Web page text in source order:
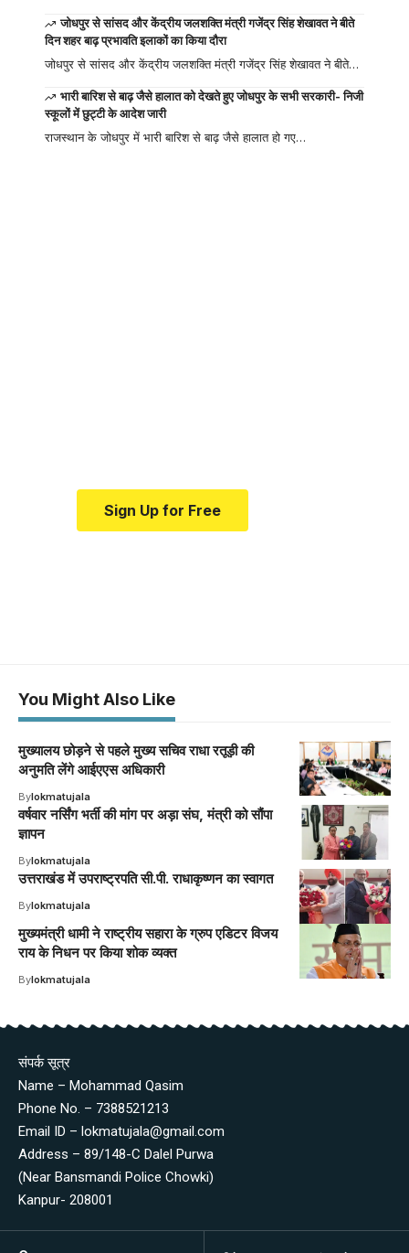
जोधपुर से सांसद और केंद्रीय जलशक्ति मंत्री गजेंद्र सिंह शेखावत ने बीते
दिन शहर बाढ़ प्रभावति इलाकों का किया दौरा
जोधपुर से सांसद और केंद्रीय जलशक्ति मंत्री गजेंद्र सिंह शेखावत ने बीते…
भारी बारिश से बाढ़ जैसे हालात को देखते हुए जोधपुर के सभी सरकारी- निजी
स्कूलों में छुट्टी के आदेश जारी
राजस्थान के जोधपुर में भारी बारिश से बाढ़ जैसे हालात हो गए…
Sign Up for Free
You Might Also Like
मुख्यालय छोड़ने से पहले मुख्य सचिव राधा रतूड़ी की
अनुमति लेंगे आईएएस अधिकारी
Bylokmatujala
वर्षवार नर्सिंग भर्ती की मांग पर अड़ा संघ, मंत्री को सौंपा
ज्ञापन
Bylokmatujala
उत्तराखंड में उपराष्ट्रपति सी.पी. राधाकृष्णन का स्वागत
Bylokmatujala
मुख्यमंत्री धामी ने राष्ट्रीय सहारा के ग्रुप एडिटर विजय
राय के निधन पर किया शोक व्यक्त
Bylokmatujala
संपर्क सूत्र
Name – Mohammad Qasim
Phone No. – 7388521213
Email ID – lokmatujala@gmail.com
Address – 89/148-C Dalel Purwa
(Near Bansmandi Police Chowki)
Kanpur- 208001